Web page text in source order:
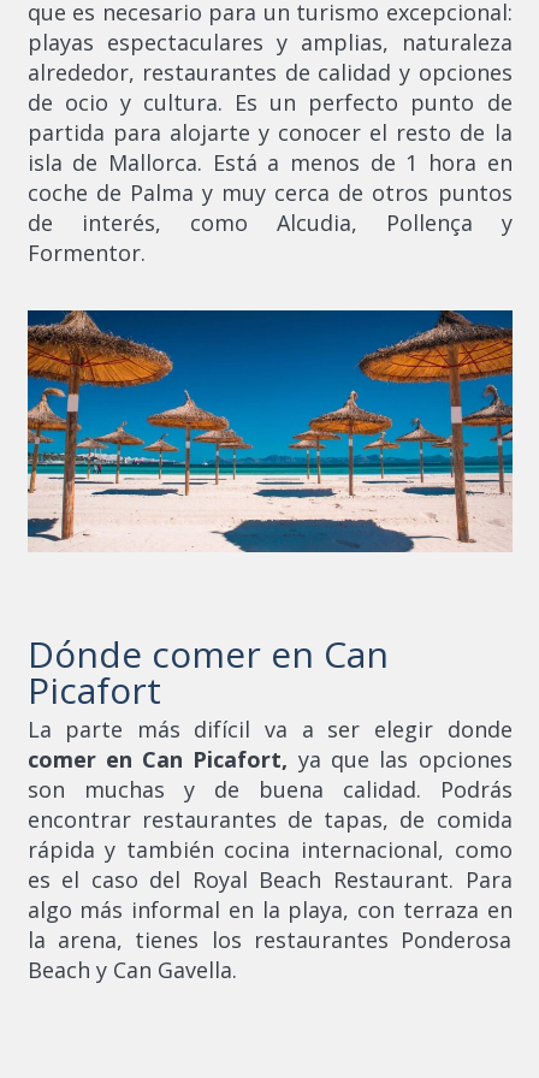
que es necesario para un turismo excepcional:
playas espectaculares y amplias, naturaleza
alrededor, restaurantes de calidad y opciones
de ocio y cultura. Es un perfecto punto de
partida para alojarte y conocer el resto de la
isla de Mallorca. Está a menos de 1 hora en
coche de Palma y muy cerca de otros puntos
de interés, como Alcudia, Pollença y
Formentor.
Dónde comer en Can
Picafort
La parte más difícil va a ser elegir donde
comer en Can Picafort, ya que las opciones
son muchas y de buena calidad. Podrás
encontrar restaurantes de tapas, de comida
rápida y también cocina internacional, como
es el caso del Royal Beach Restaurant. Para
algo más informal en la playa, con terraza en
la arena, tienes los restaurantes Ponderosa
Beach y Can Gavella.